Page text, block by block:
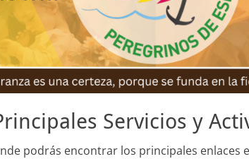
Servicios y
podrás encontrar los principales